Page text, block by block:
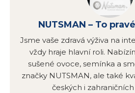
NUTSMAN – To
Jsme vaše zdravá výživa na
vždy hraje hlavní roli.
sušené ovoce, semínka a
značky NUTSMAN, ale také
českých i